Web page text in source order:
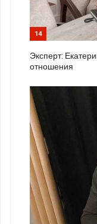
14
Эксперт:
отношения